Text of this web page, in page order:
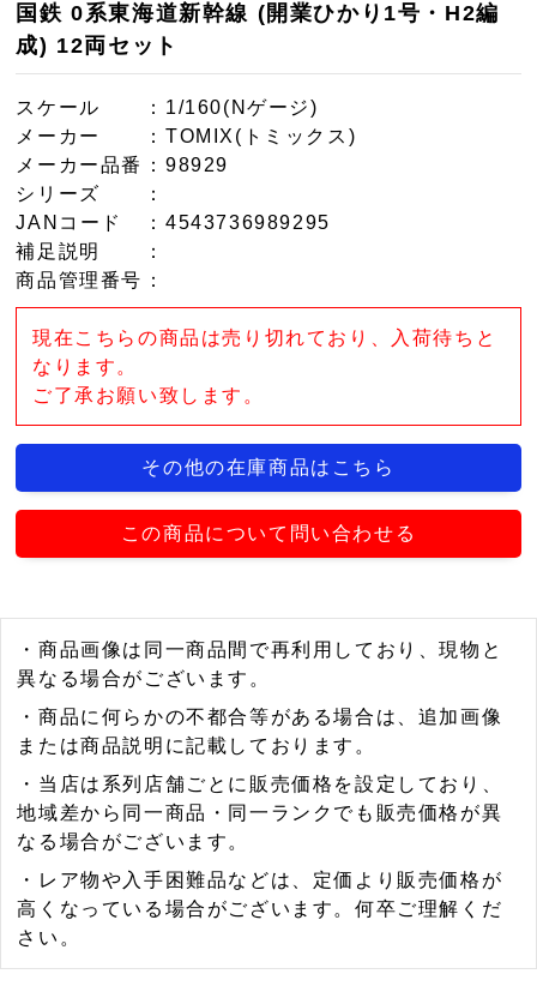
国鉄 0系東海道新幹線 (開業ひかり1号・H2編
成) 12両セット
スケール
：1/160(Nゲージ)
メーカー
：TOMIX(トミックス)
メーカー品番
：98929
シリーズ
：
JANコード
：4543736989295
補足説明
：
商品管理番号 ：
現在こちらの商品は売り切れており、入荷待ちと
なります。
ご了承お願い致します。
その他の在庫商品はこちら
この商品について問い合わせる
・商品画像は同一商品間で再利用しており、現物と
異なる場合がございます。
・商品に何らかの不都合等がある場合は、追加画像
または商品説明に記載しております。
・当店は系列店舗ごとに販売価格を設定しており、
地域差から同一商品・同一ランクでも販売価格が異
なる場合がございます。
・レア物や入手困難品などは、定価より販売価格が
高くなっている場合がございます。何卒ご理解くだ
さい。